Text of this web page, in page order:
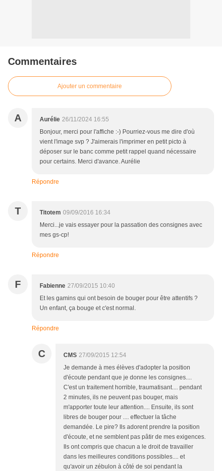
Commentaires
Ajouter un commentaire
A Aurélie 26/11/2024 16:55
Bonjour, merci pour l'affiche :-) Pourriez-vous me dire d'où
vient l'image svp ? J'aimerais l'imprimer en petit picto à
déposer sur le banc comme petit rappel quand nécessaire
pour certains. Merci d'avance. Aurélie
Répondre
T Titotem 09/09/2016 16:34
Merci...je vais essayer pour la passation des consignes avec
mes gs-cp!
Répondre
F Fabienne 27/09/2015 10:40
Et les gamins qui ont besoin de bouger pour être attentifs ?
Un enfant, ça bouge et c'est normal.
Répondre
C CMS 27/09/2015 12:54
Je demande à mes élèves d'adopter la position
d'écoute pendant que je donne les consignes....
C'est un traitement horrible, traumatisant.... pendant
2 minutes, ils ne peuvent pas bouger, mais
m'apporter toute leur attention.... Ensuite, ils sont
libres de bouger pour .... effectuer la tâche
demandée. Le pire? Ils adorent prendre la position
d'écoute, et ne semblent pas pâtir de mes exigences.
Ils ont compris que chacun a le droit de travailler
dans les meilleures conditions possibles.... et
qu'avoir un zébulon à côté de soi pendant la